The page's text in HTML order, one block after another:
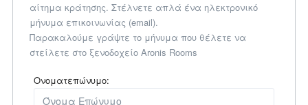
αίτημα κράτησης. Στέλνετε απλά ένα ηλεκτρονικό
μήνυμα επικοινωνίας (email).
Παρακαλούμε γράψτε το μήνυμα που θέλετε να
στείλετε στο ξενοδοχείο Aronis Rooms
Ονοματεπώνυμο: